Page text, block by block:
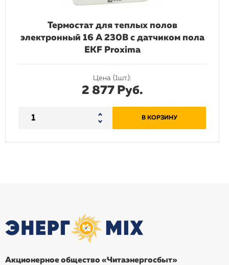
Термостат для теплых полов
электронный 16 A 230В с датчиком пола
EKF Proxima
Цена (1шт.):
2 877 Руб.
В КОРЗИНУ
Акционерное общество «Читаэнергосбыт»